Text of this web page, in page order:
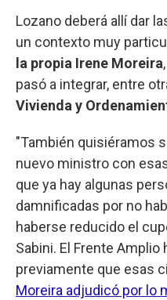
Lozano deberá allí dar
un contexto muy
la propia Irene Moreira
pasó a integrar, entre
Vivienda y
"También quisiéramos
nuevo ministro con
que ya hay algunas
damnificadas por no
haberse reducido el
Sabini. El Frente Amplio
previamente que esas
Moreira adjudicó por lo